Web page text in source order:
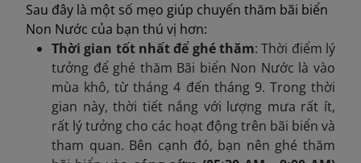
Sau đây là một số mẹo giúp chuyến thăm bãi biển
Non Nước của bạn thú vị hơn:
Thời gian tốt nhất để ghé thăm: Thời điểm lý
tưởng để ghé thăm Bãi biển Non Nước là vào
mùa khô, từ tháng 4 đến tháng 9. Trong thời
gian này, thời tiết nắng với lượng mưa rất ít,
rất lý tưởng cho các hoạt động trên bãi biển và
tham quan.​ Bên cạnh đó, bạn nên ghé thăm